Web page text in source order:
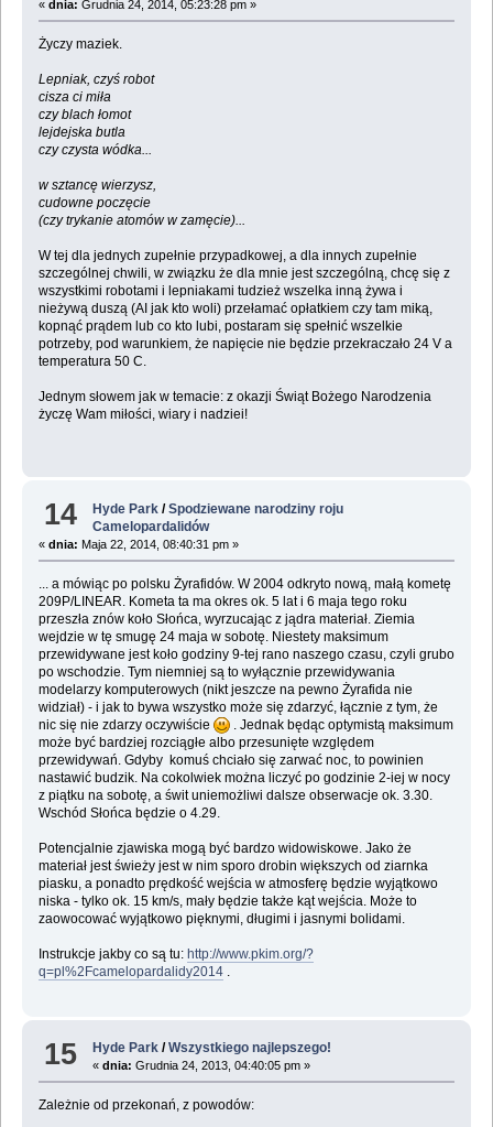
« dnia: Grudnia 24, 2014, 05:23:28 pm »
Życzy maziek.
Lepniak, czyś robot
cisza ci miła
czy blach łomot
lejdejska butla
czy czysta wódka...
w sztancę wierzysz,
cudowne poczęcie
(czy trykanie atomów w zamęcie)...
W tej dla jednych zupełnie przypadkowej, a dla innych zupełnie
szczególnej chwili, w związku że dla mnie jest szczególną, chcę się z
wszystkimi robotami i lepniakami tudzież wszelka inną żywa i
nieżywą duszą (AI jak kto woli) przełamać opłatkiem czy tam miką,
kopnąć prądem lub co kto lubi, postaram się spełnić wszelkie
potrzeby, pod warunkiem, że napięcie nie będzie przekraczało 24 V a
temperatura 50 C.
Jednym słowem jak w temacie: z okazji Świąt Bożego Narodzenia
życzę Wam miłości, wiary i nadziei!
14 Hyde Park /Spodziewane narodziny roju
Camelopardalidów
« dnia: Maja 22, 2014, 08:40:31 pm »
... a mówiąc po polsku Żyrafidów. W 2004 odkryto nową, małą kometę
209P/LINEAR. Kometa ta ma okres ok. 5 lat i 6 maja tego roku
przeszła znów koło Słońca, wyrzucając z jądra materiał. Ziemia
wejdzie w tę smugę 24 maja w sobotę. Niestety maksimum
przewidywane jest koło godziny 9-tej rano naszego czasu, czyli grubo
po wschodzie. Tym niemniej są to wyłącznie przewidywania
modelarzy komputerowych (nikt jeszcze na pewno Żyrafida nie
widział) - i jak to bywa wszystko może się zdarzyć, łącznie z tym, że
nic się nie zdarzy oczywiście
. Jednak będąc optymistą maksimum
może być bardziej rozciągłe albo przesunięte względem
przewidywań. Gdyby komuś chciało się zarwać noc, to powinien
nastawić budzik. Na cokolwiek można liczyć po godzinie 2-iej w nocy
z piątku na sobotę, a świt uniemożliwi dalsze obserwacje ok. 3.30.
Wschód Słońca będzie o 4.29.
Potencjalnie zjawiska mogą być bardzo widowiskowe. Jako że
materiał jest świeży jest w nim sporo drobin większych od ziarnka
piasku, a ponadto prędkość wejścia w atmosferę będzie wyjątkowo
niska - tylko ok. 15 km/s, mały będzie także kąt wejścia. Może to
zaowocować wyjątkowo pięknymi, długimi i jasnymi bolidami.
Instrukcje jakby co są tu: http://www.pkim.org/?
q=pl%2Fcamelopardalidy2014.
15 Hyde Park /Wszystkiego najlepszego!
«dnia: Grudnia 24, 2013, 04:40:05 pm »
Zależnie od przekonań, z powodów: